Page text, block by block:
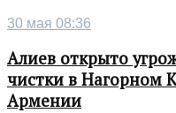
30 мая 08:36
Алиев открыто
чистки в Нагорном
Армении